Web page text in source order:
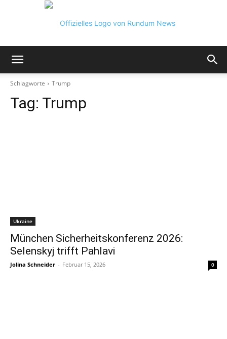
Schlagworte Trump
Tag: Trump
Ukraine
München Sicherheitskonferenz 2026:
Selenskyj trifft Pahlavi
Jolina Schneider - Februar 15, 2026 0